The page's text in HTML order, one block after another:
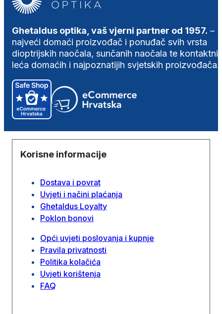
Ghetaldus optika, vaš vjerni partner od 1957. –
najveći domaći proizvođač i ponuđač svih vrsta
dioptrijskih naočala, sunčanih naočala te
leća domaćih i najpoznatijih svjetskih proizvođača.
Korisne informacije
Dostava i povrat
Uvjeti i načini plaćanja
Ghetaldus Loyalty
Poklon bonovi
Opći uvjeti poslovanja i kupnje
Pravila privatnosti
Politika kolačića
Uvjeti korištenja
FAQ